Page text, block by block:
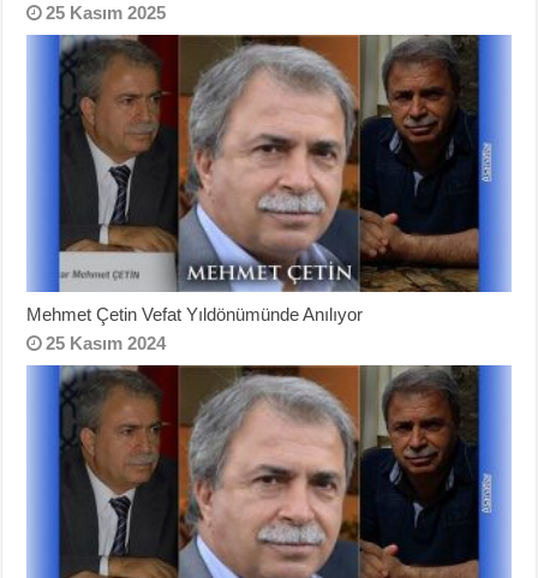
25 Kasım 2025
Mehmet Çetin Vefat Yıldönümünde Anılıyor
25 Kasım 2024